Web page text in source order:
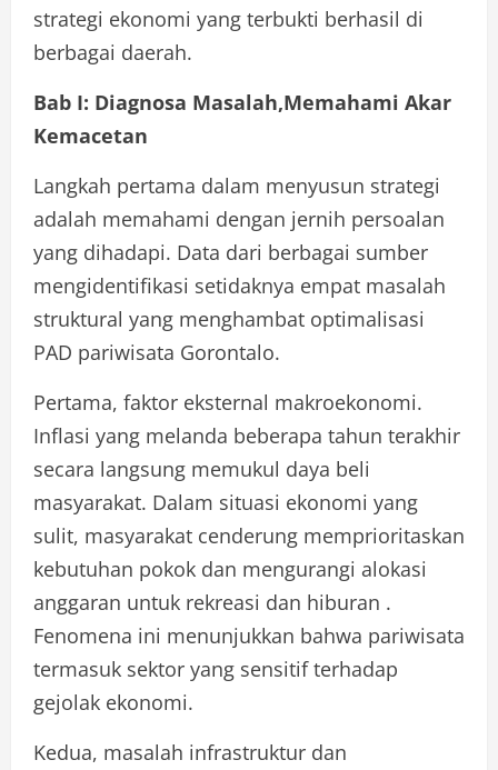
strategi ekonomi yang terbukti berhasil di
berbagai daerah.
Bab I: Diagnosa Masalah,Memahami Akar
Kemacetan
Langkah pertama dalam menyusun strategi
adalah memahami dengan jernih persoalan
yang dihadapi. Data dari berbagai sumber
mengidentifikasi setidaknya empat masalah
struktural yang menghambat optimalisasi
PAD pariwisata Gorontalo.
Pertama, faktor eksternal makroekonomi.
Inflasi yang melanda beberapa tahun terakhir
secara langsung memukul daya beli
masyarakat. Dalam situasi ekonomi yang
sulit, masyarakat cenderung memprioritaskan
kebutuhan pokok dan mengurangi alokasi
anggaran untuk rekreasi dan hiburan .
Fenomena ini menunjukkan bahwa pariwisata
termasuk sektor yang sensitif terhadap
gejolak ekonomi.
Kedua, masalah infrastruktur dan